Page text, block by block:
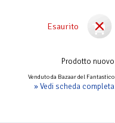
Esaurito
Prodotto nuovo
Venduto da Bazaar del Fantastico
» Vedi scheda completa